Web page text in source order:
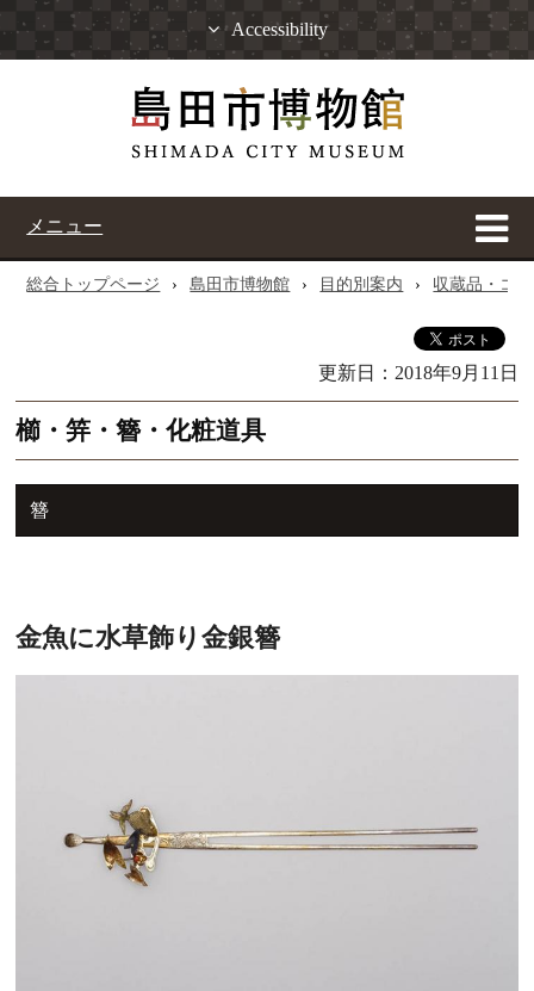
Accessibility
メニュー
総合トップページ › 島田市博物館 › 目的別案内 › 収蔵品・コ
更新日： 2018年9月11日
櫛・笄・簪・化粧道具
簪
金魚に水草飾り金銀簪